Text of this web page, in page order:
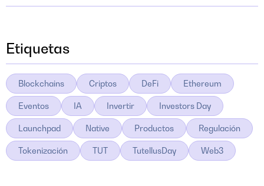
Etiquetas
Blockchains Criptos DeFi Ethereum
Eventos IA Invertir Investors Day
Launchpad Native Productos Regulación
Tokenización TUT TutellusDay Web3